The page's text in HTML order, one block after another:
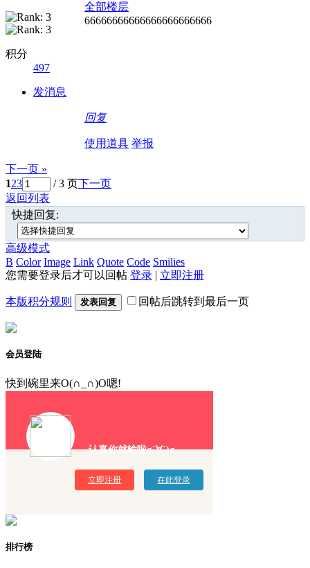
积分
497
发消息
全部楼层
66666666666666666666666
回复
使用道具 举报
下一页 »
123 / 3 页下一页
返回列表
快捷回复:
高级模式
B Color Image Link Quote Code Smilies
您需要登录后才可以回帖 登录 | 立即注册
本版积分规则 发表回复 回帖后跳转到最后一页
会员登陆
快到碗里来O(∩_∩)O嗯!
认真你就输啦σ`∀´)σ
立即注册 在此登录
排行榜